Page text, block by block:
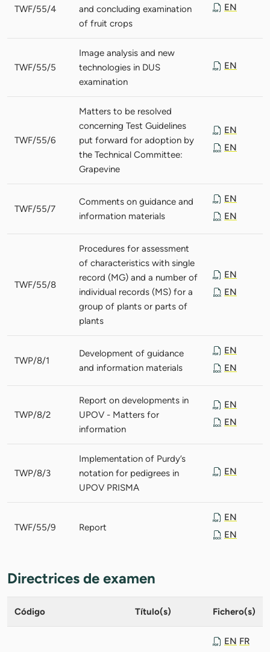
TWF/55/4
and concluding examination
of fruit crops
EN
TWF/55/5
Image analysis and new
technologies in DUS
examination
EN
TWF/55/6
Matters to be resolved
concerning Test Guidelines
put forward for adoption by
the Technical Committee:
Grapevine
EN
EN
TWF/55/7
Comments on guidance and
information materials
EN
EN
TWF/55/8
Procedures for assessment
of characteristics with single
record (MG) and a number of
individual records (MS) for a
group of plants or parts of
plants
EN
EN
TWP/8/1
Development of guidance
and information materials
EN
EN
TWP/8/2
Report on developments in
UPOV - Matters for
information
EN
EN
TWP/8/3
Implementation of Purdy’s
notation for pedigrees in
UPOV PRISMA
EN
TWF/55/9 Report
EN
EN
Directrices de examen
Código Título(s) Fichero(s)
EN FR